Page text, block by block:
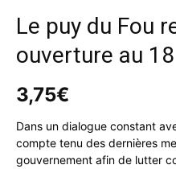
Le puy du Fou
ouverture au
3,75€
Dans un dialogue constant
compte tenu des dernières
gouvernement afin de lutter